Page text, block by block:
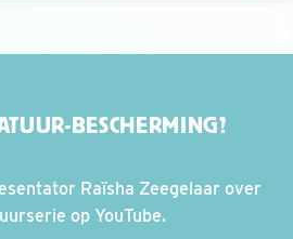
BESCHERMING?
Raïsha Zeegelaar over
op YouTube.